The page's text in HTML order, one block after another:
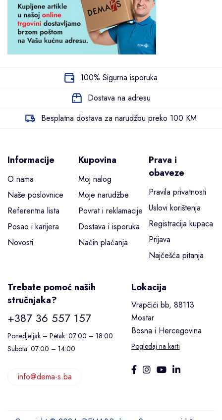
100% Sigurna isporuka
Dostava na adresu
Besplatna dostava za narudžbu preko 100 KM
Informacije
O nama
Naše poslovnice
Referentna lista
Posao i karijera
Novosti
Kupovina
Moj nalog
Moje narudžbe
Povrat i reklamacije
Dostava i isporuka
Način plaćanja
Prava i
obaveze
Pravila privatnosti
Uslovi korištenja
Registracija kupaca
Prijava
Najčešća pitanja
Trebate pomoć naših
stručnjaka?
+387 36 557 157
Ponedjeljak – Petak: 07:00 – 18:00
Subota: 07:00 – 14:00
info@dema-s.ba
Lokacija
Vrapčići bb, 88113
Mostar
Bosna i Hercegovina
Pogledaj na karti